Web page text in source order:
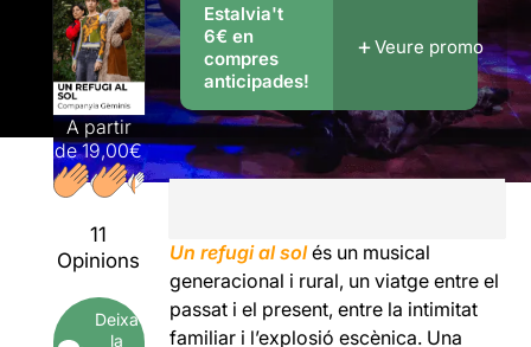
A partir
de19,00€
11
Opinions
Deixa
la
Estalvia't
6€ en
compres
anticipades!
Veure promo
Un refugi al solés un musical
generacional i rural, un viatge entre el
passat i el present, entre la intimitat
familiar i l’explosió escènica. Una